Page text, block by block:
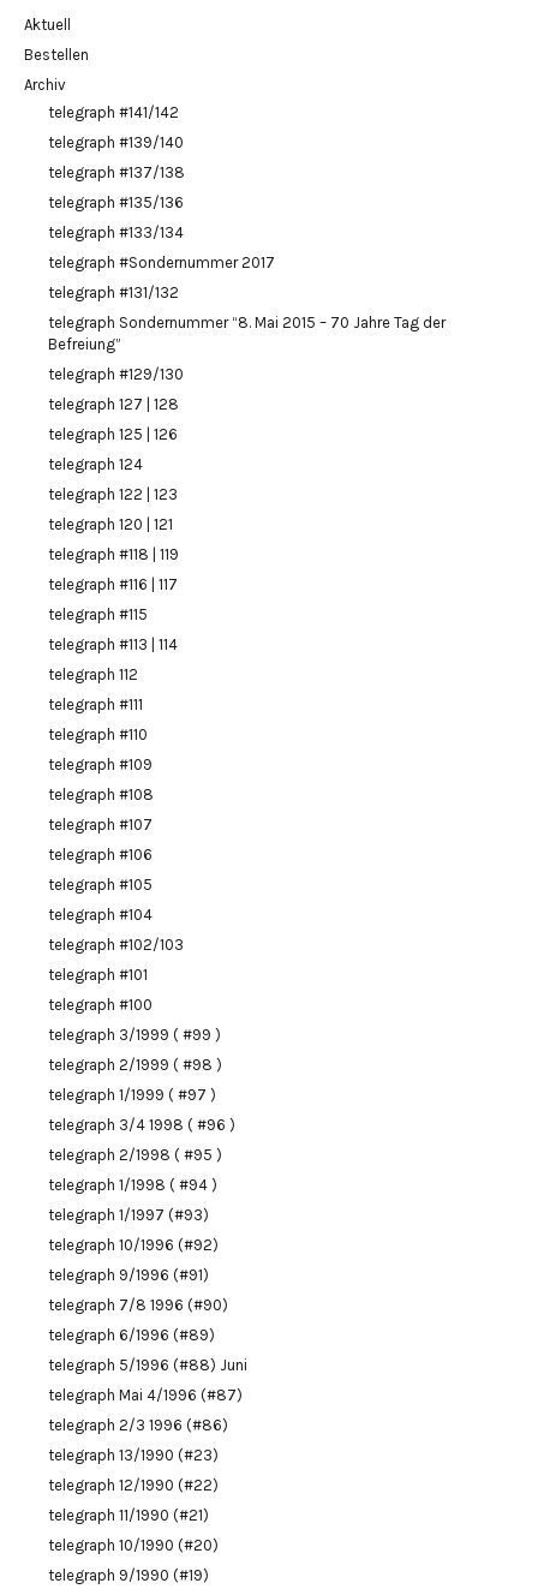
Aktuell
Bestellen
Archiv
telegraph #141/142
telegraph #139/140
telegraph #137/138
telegraph #135/136
telegraph #133/134
telegraph #Sondernummer 2017
telegraph #131/132
telegraph Sondernummer “8. Mai 2015 – 70 Jahre Tag der
Befreiung”
telegraph #129/130
telegraph 127 | 128
telegraph 125 | 126
telegraph 124
telegraph 122 | 123
telegraph 120 | 121
telegraph #118 | 119
telegraph #116 | 117
telegraph #115
telegraph #113 | 114
telegraph 112
telegraph #111
telegraph #110
telegraph #109
telegraph #108
telegraph #107
telegraph #106
telegraph #105
telegraph #104
telegraph #102/103
telegraph #101
telegraph #100
telegraph 3/1999 ( #99 )
telegraph 2/1999 ( #98 )
telegraph 1/1999 ( #97 )
telegraph 3/4 1998 ( #96 )
telegraph 2/1998 ( #95 )
telegraph 1/1998 ( #94 )
telegraph 1/1997 (#93)
telegraph 10/1996 (#92)
telegraph 9/1996 (#91)
telegraph 7/8 1996 (#90)
telegraph 6/1996 (#89)
telegraph 5/1996 (#88) Juni
telegraph Mai 4/1996 (#87)
telegraph 2/3 1996 (#86)
telegraph 13/1990 (#23)
telegraph 12/1990 (#22)
telegraph 11/1990 (#21)
telegraph 10/1990 (#20)
telegraph 9/1990 (#19)